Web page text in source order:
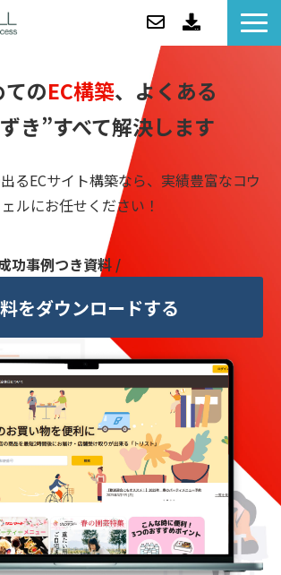
ソリューション
セミナー
お役立ち情報/BLOG
企業情報
のEC構築、よくある
き”すべて解決します
るECサイト構築なら、実績豊富なコウ
ェルにお任せください！
功事例つき資料 /
をダウンロードする